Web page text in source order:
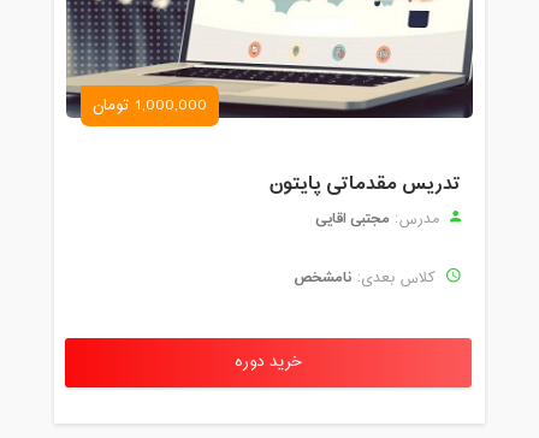
1,000,000 تومان
تدریس مقدماتی پایتون
مدرس: مجتبی اقایی
کلاس بعدی: نامشخص
خرید دوره